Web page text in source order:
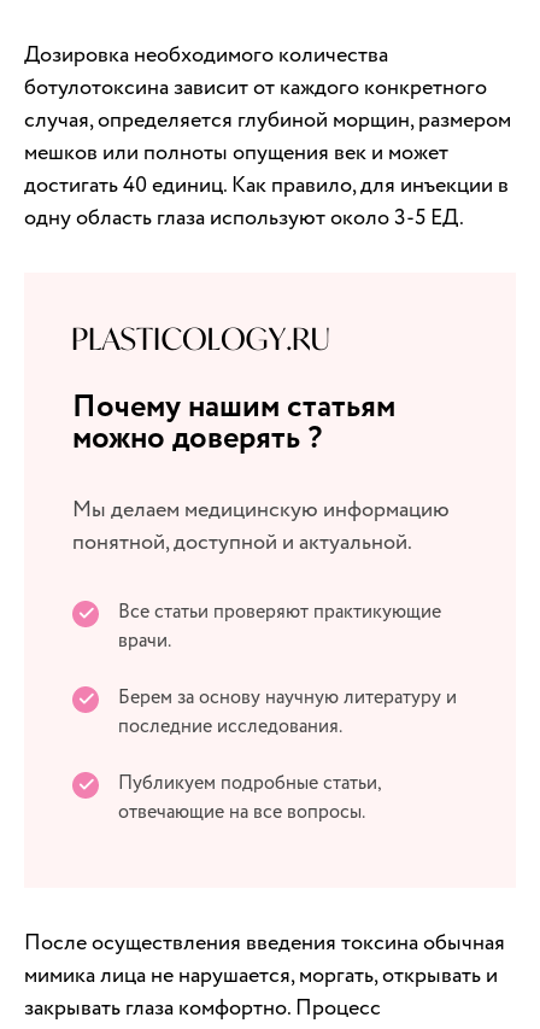
Дозировка необходимого количества
ботулотоксина зависит от каждого конкретного
случая, определяется глубиной морщин, размером
мешков или полноты опущения век и может
достигать 40 единиц. Как правило, для инъекции в
одну область глаза используют около 3-5 ЕД.
Почему нашим статьям
можно доверять ?
Мы делаем медицинскую информацию
понятной, доступной и актуальной.
Все статьи проверяют практикующие
врачи.
Берем за основу научную литературу и
последние исследования.
Публикуем подробные статьи,
отвечающие на все вопросы.
После осуществления введения токсина обычная
мимика лица не нарушается, моргать, открывать и
закрывать глаза комфортно. Процесс